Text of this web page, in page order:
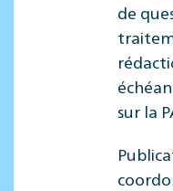
de
sur la